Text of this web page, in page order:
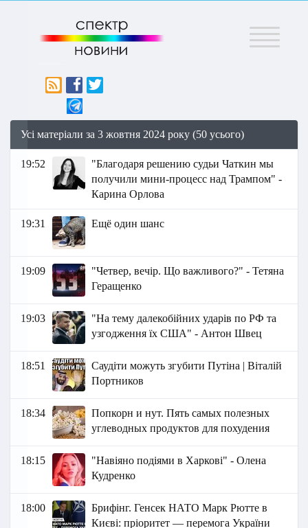
Меню
Усі матеріали за 3 жовтня 2024 року (50 усього)
19:52
"Благодаря решению судьи Чаткин мы
получили мини-процесс над Трампом" -
Карина Орлова
19:31 Ещё один шанс
19:09
"Четвер, вечір. Що важливого?" - Тетяна
Геращенко
19:03
"На тему далекобійних ударів по РФ та
узгодження їх США" - Антон Швец
18:51
Саудіти можуть згубити Путіна | Віталій
Портников
18:34
Попкорн и нут. Пять самых полезных
углеводных продуктов для похудения
18:15
"Навіяно подіями в Харкові" - Олена
Кудренко
18:00
Брифінг. Генсек НАТО Марк Рютте в
Києві: пріоритет — перемога України